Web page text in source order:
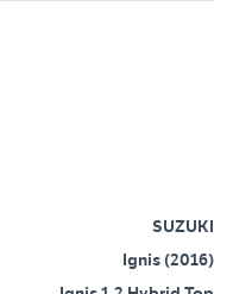
SUZUKI
Ignis (2016)